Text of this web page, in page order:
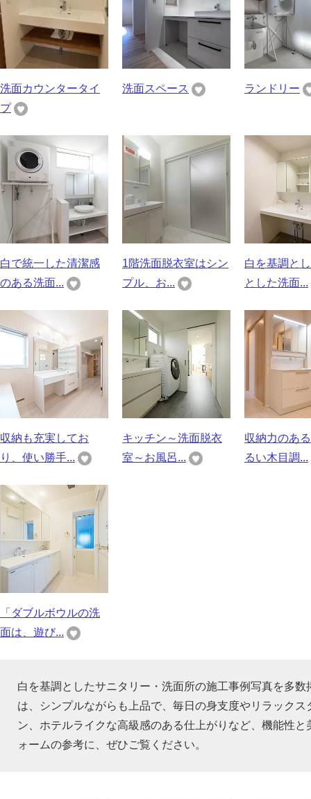
洗面カウンタータイ
プ
洗面スペース ランドリー
白で統一した清潔感
のある洗面...
1階洗面脱衣室はシン
プル、お...
白を基調と
とした洗面...
収納も充実してお
り、使い勝手...
キッチン～洗面脱衣
室～お風呂...
収納力のあ
るい木目調...
「ダブルボウルの洗
面は、遊び...
白を基調としたサニタリー・洗面所の施工事例写真を多
は、シンプルながらも上品で、毎日の身支度やリラック
ン、ホテルライクな高級感のある仕上がりなど、機能性
ォームの参考に、ぜひご覧ください。